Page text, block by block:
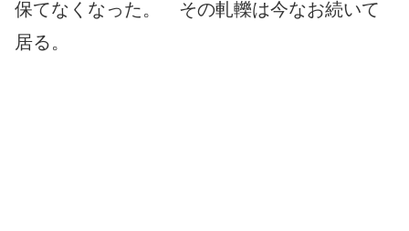
保てなくなった。 その軋轢は今なお続いて
居る。